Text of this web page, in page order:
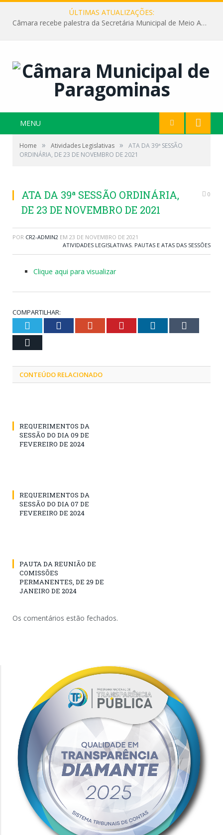
ÚLTIMAS ATUALIZAÇÕES:
Câmara recebe palestra da Secretária Municipal de Meio Ambiente sobre as ações da “SEMANA DO MEIO AMBIENTE”
MENU
Home » Atividades Legislativas »
ATA DA 39ª SESSÃO
ORDINÁRIA, DE 23 DE NOVEMBRO DE 2021
ATA DA 39ª SESSÃO ORDINÁRIA,
DE 23 DE NOVEMBRO DE 2021
0
POR CR2-ADMIN2 EM 23 DE NOVEMBRO DE 2021
ATIVIDADES LEGISLATIVAS, PAUTAS E ATAS DAS SESSÕES
Clique aqui para visualizar
COMPARTILHAR:
Twitter Facebook Google+ Pinterest LinkedIn
CONTEÚDO RELACIONADO
REQUERIMENTOS DA
SESSÃO DO DIA 09 DE
FEVEREIRO DE 2024
REQUERIMENTOS DA
SESSÃO DO DIA 07 DE
FEVEREIRO DE 2024
PAUTA DA REUNIÃO DE
COMISSÕES
PERMANENTES, DE 29 DE
JANEIRO DE 2024
Os comentários estão fechados.